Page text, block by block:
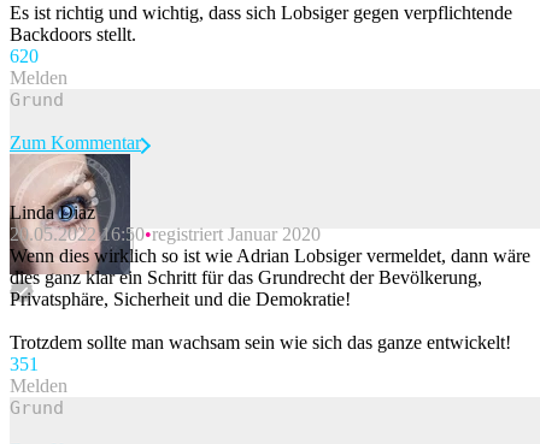
Es ist richtig und wichtig, dass sich Lobsiger gegen verpflichtende
Backdoors stellt.
620
Melden
Beitrag melden
Zum Kommentar
Linda Diaz
20.05.2022 16:50 registriert Januar 2020
Wenn dies wirklich so ist wie Adrian Lobsiger vermeldet, dann wäre
dies ganz klar ein Schritt für das Grundrecht der Bevölkerung,
Privatsphäre, Sicherheit und die Demokratie!
Trotzdem sollte man wachsam sein wie sich das ganze entwickelt!
351
Melden